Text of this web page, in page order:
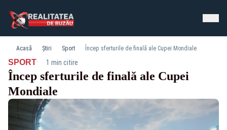
Acasă Știri Sport Încep sferturile de finală ale Cupei Mondiale
SPORT· 1 min citire
Încep sferturile de finală ale Cupei
Mondiale